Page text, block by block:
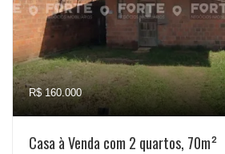
R$ 160.000
Casa à Venda com 2 quartos, 70m²